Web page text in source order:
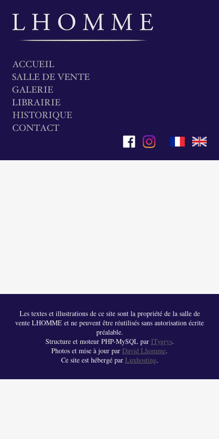
Les textes et illustrations de ce site sont la propriété de la salle de
vente LHOMME et ne peuvent être réutilisés sans autorisation écrite
préalable.
Structure et moteur PHP-MySQL par ITygrys.
Photos et mise à jour par David Lhomme.
Ce site est hébergé par Luxhosting.